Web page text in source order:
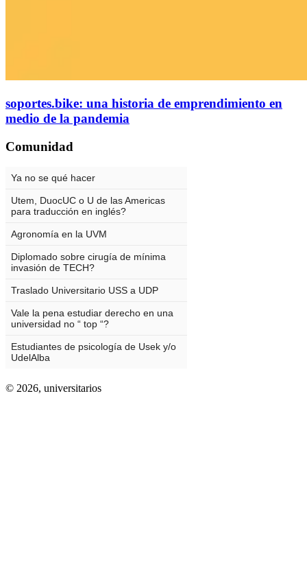
soportes.bike: una historia de emprendimiento en
medio de la pandemia
Comunidad
© 2026, universitarios